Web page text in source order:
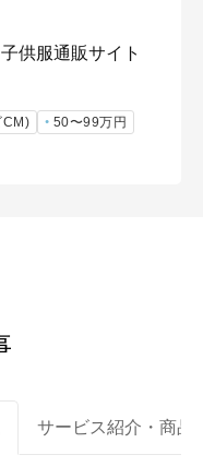
供服通販サイト
CM)
50〜99万円
サービス紹介・商品